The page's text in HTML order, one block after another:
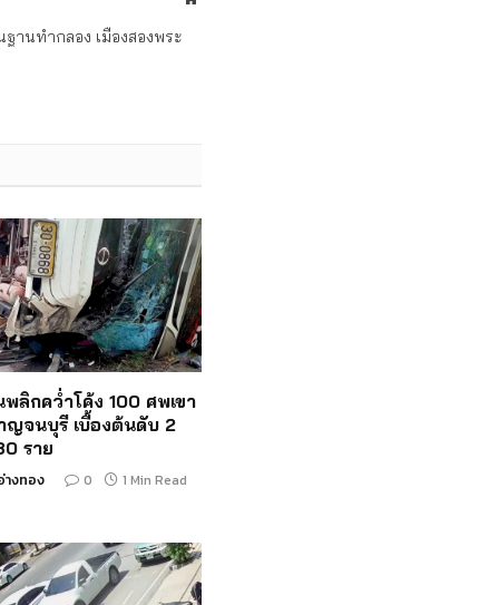
านทำกลอง เมืองสองพระ
ลิกคว่ำโค้ง 100 ศพเขา
ญจนบุรี เบื้องต้นดับ 2
ราย
างทอง 0 1 Min Read